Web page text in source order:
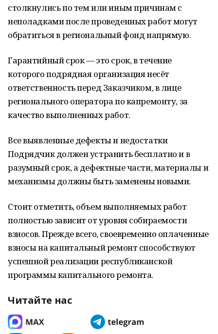
столкнулись по тем или иным причинам с
неполадками после проведенных работ могут
обратиться в региональный фонд напрямую.
Гарантийный срок — это срок, в течение
которого подрядная организация несёт
ответственность перед Заказчиком, в лице
регионального оператора по капремонту, за
качество выполненных работ.
Все выявленные дефекты и недостатки
Подрядчик должен устранить бесплатно и в
разумный срок, а дефектные части, материалы и
механизмы должны быть заменены новыми.
Стоит отметить, объем выполняемых работ
полностью зависит от уровня собираемости
взносов. Прежде всего, своевременно оплаченные
взносы на капитальный ремонт способствуют
успешной реализации республиканской
программы капитального ремонта.
Читайте нас